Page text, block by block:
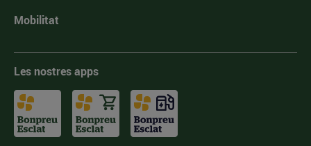
Mobilitat
Les nostres apps